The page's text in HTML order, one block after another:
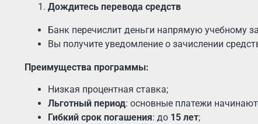
Дождитесь перевода средств
Банк перечислит деньги напрямую учебному
Вы получите уведомление о зачислении
Преимущества программы:
Низкая процентная ставка;
Льготный период: основные платежи
Гибкий срок погашения: до 15 лет;